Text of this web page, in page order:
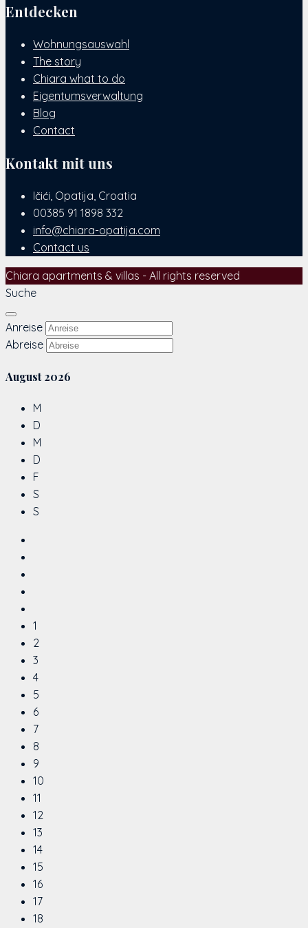
Entdecken
Wohnungsauswahl
The story
Chiara what to do
Eigentumsverwaltung
Blog
Contact
Kontakt mit uns
Ičići, Opatija, Croatia
00385 91 1898 332
info@chiara-opatija.com
Contact us
Chiara apartments & villas - All rights reserved
Suche
Anreise
Abreise
August2026
M
D
M
D
F
S
S
1
2
3
4
5
6
7
8
9
10
11
12
13
14
15
16
17
18